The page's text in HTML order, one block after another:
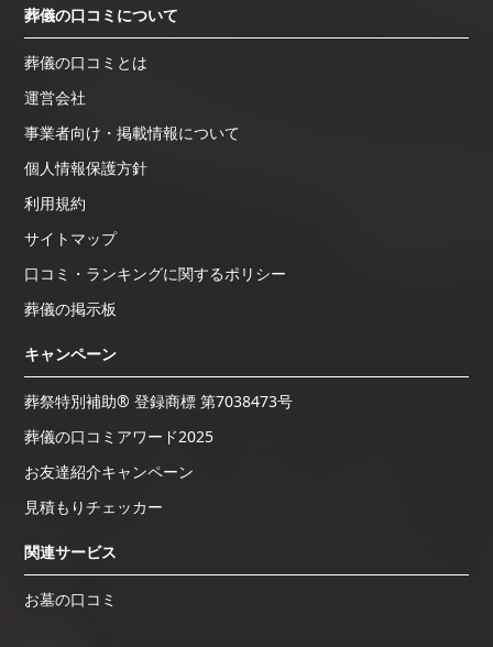
葬儀の口コミについて
葬儀の口コミとは
運営会社
事業者向け・掲載情報について
個人情報保護方針
利用規約
サイトマップ
口コミ・ランキングに関するポリシー
葬儀の掲示板
キャンペーン
葬祭特別補助® 登録商標 第7038473号
葬儀の口コミアワード2025
お友達紹介キャンペーン
見積もりチェッカー
関連サービス
お墓の口コミ